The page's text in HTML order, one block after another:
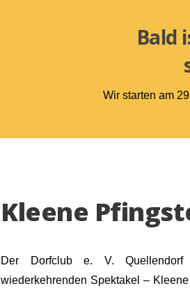
Bald
Wir starten am
Kleene
Der Dorfclub e. V.
wiederkehrenden Spektakel –